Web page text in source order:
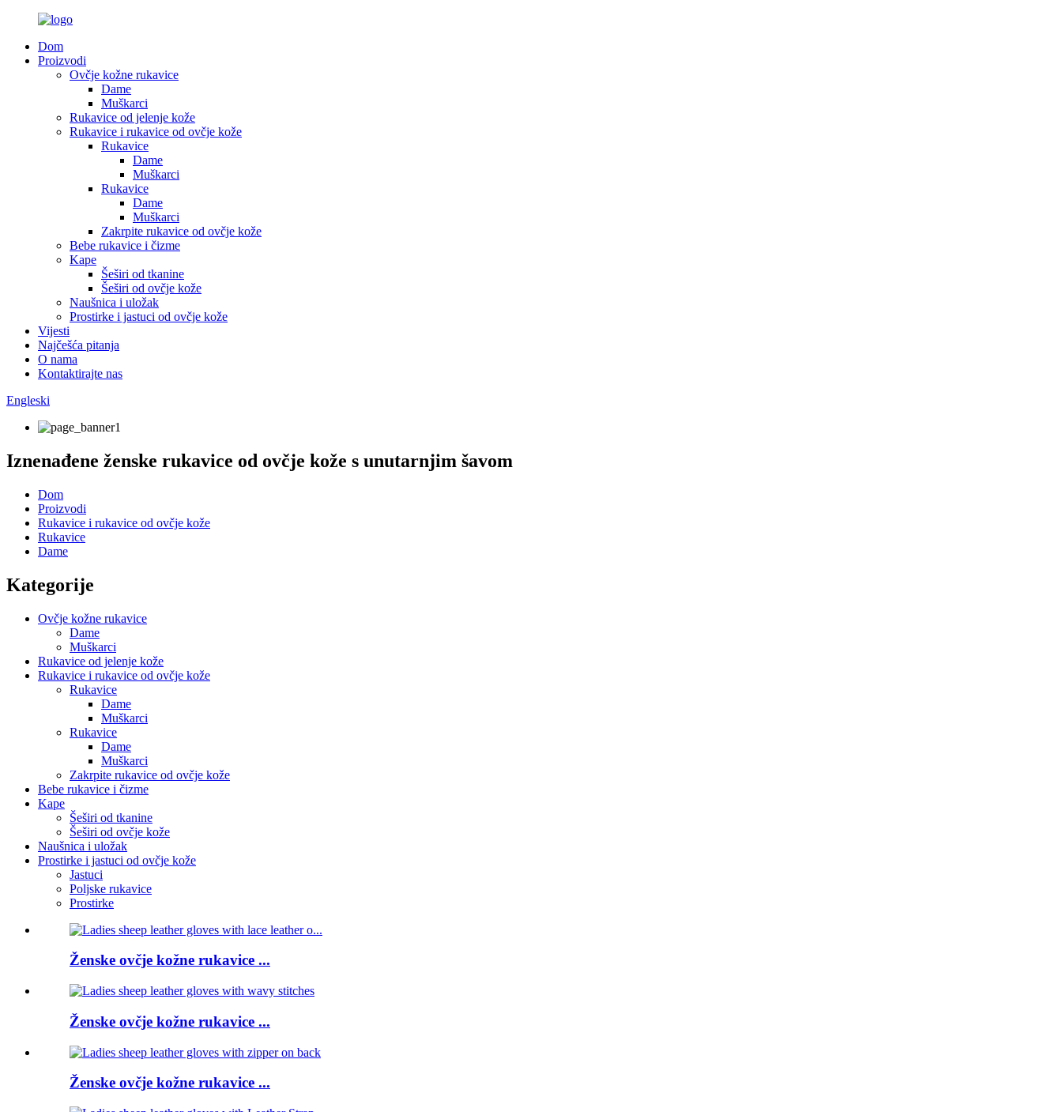
Dom
Proizvodi
Ovčje kožne rukavice
Dame
Muškarci
Rukavice od jelenje kože
Rukavice i rukavice od ovčje kože
Rukavice
Dame
Muškarci
Rukavice
Dame
Muškarci
Zakrpite rukavice od ovčje kože
Bebe rukavice i čizme
Kape
Šeširi od tkanine
Šeširi od ovčje kože
Naušnica i uložak
Prostirke i jastuci od ovčje kože
Vijesti
Najčešća pitanja
O nama
Kontaktirajte nas
Engleski
Iznenađene ženske rukavice od ovčje kože s unutarnjim šavom
Dom
Proizvodi
Rukavice i rukavice od ovčje kože
Rukavice
Dame
Kategorije
Ovčje kožne rukavice
Dame
Muškarci
Rukavice od jelenje kože
Rukavice i rukavice od ovčje kože
Rukavice
Dame
Muškarci
Rukavice
Dame
Muškarci
Zakrpite rukavice od ovčje kože
Bebe rukavice i čizme
Kape
Šeširi od tkanine
Šeširi od ovčje kože
Naušnica i uložak
Prostirke i jastuci od ovčje kože
Jastuci
Poljske rukavice
Prostirke
Ženske ovčje kožne rukavice ...
Ženske ovčje kožne rukavice ...
Ženske ovčje kožne rukavice ...